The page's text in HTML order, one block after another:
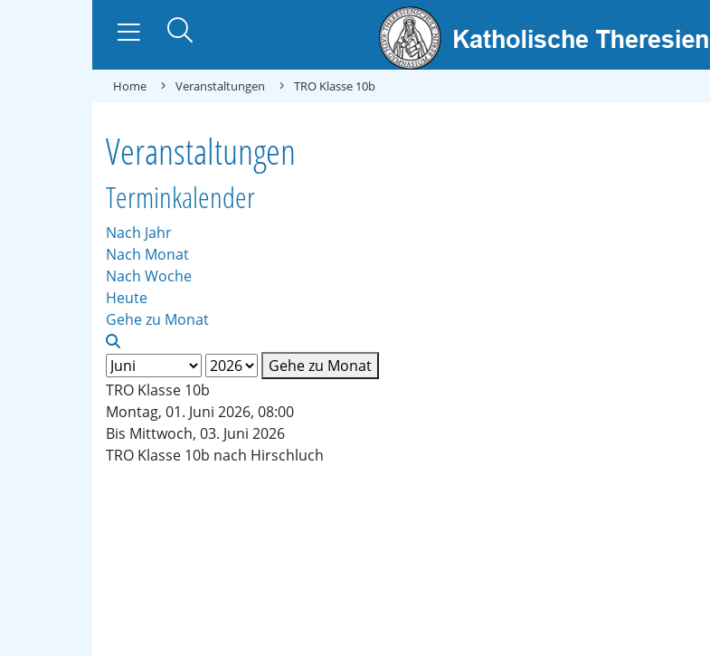
Home Veranstaltungen TRO Klasse 10b
Veranstaltungen
Terminkalender
Nach Jahr
Nach Monat
Nach Woche
Heute
Gehe zu Monat
Gehe zu Monat
TRO Klasse 10b
Montag, 01. Juni 2026, 08:00
Bis Mittwoch, 03. Juni 2026
TRO Klasse 10b nach Hirschluch